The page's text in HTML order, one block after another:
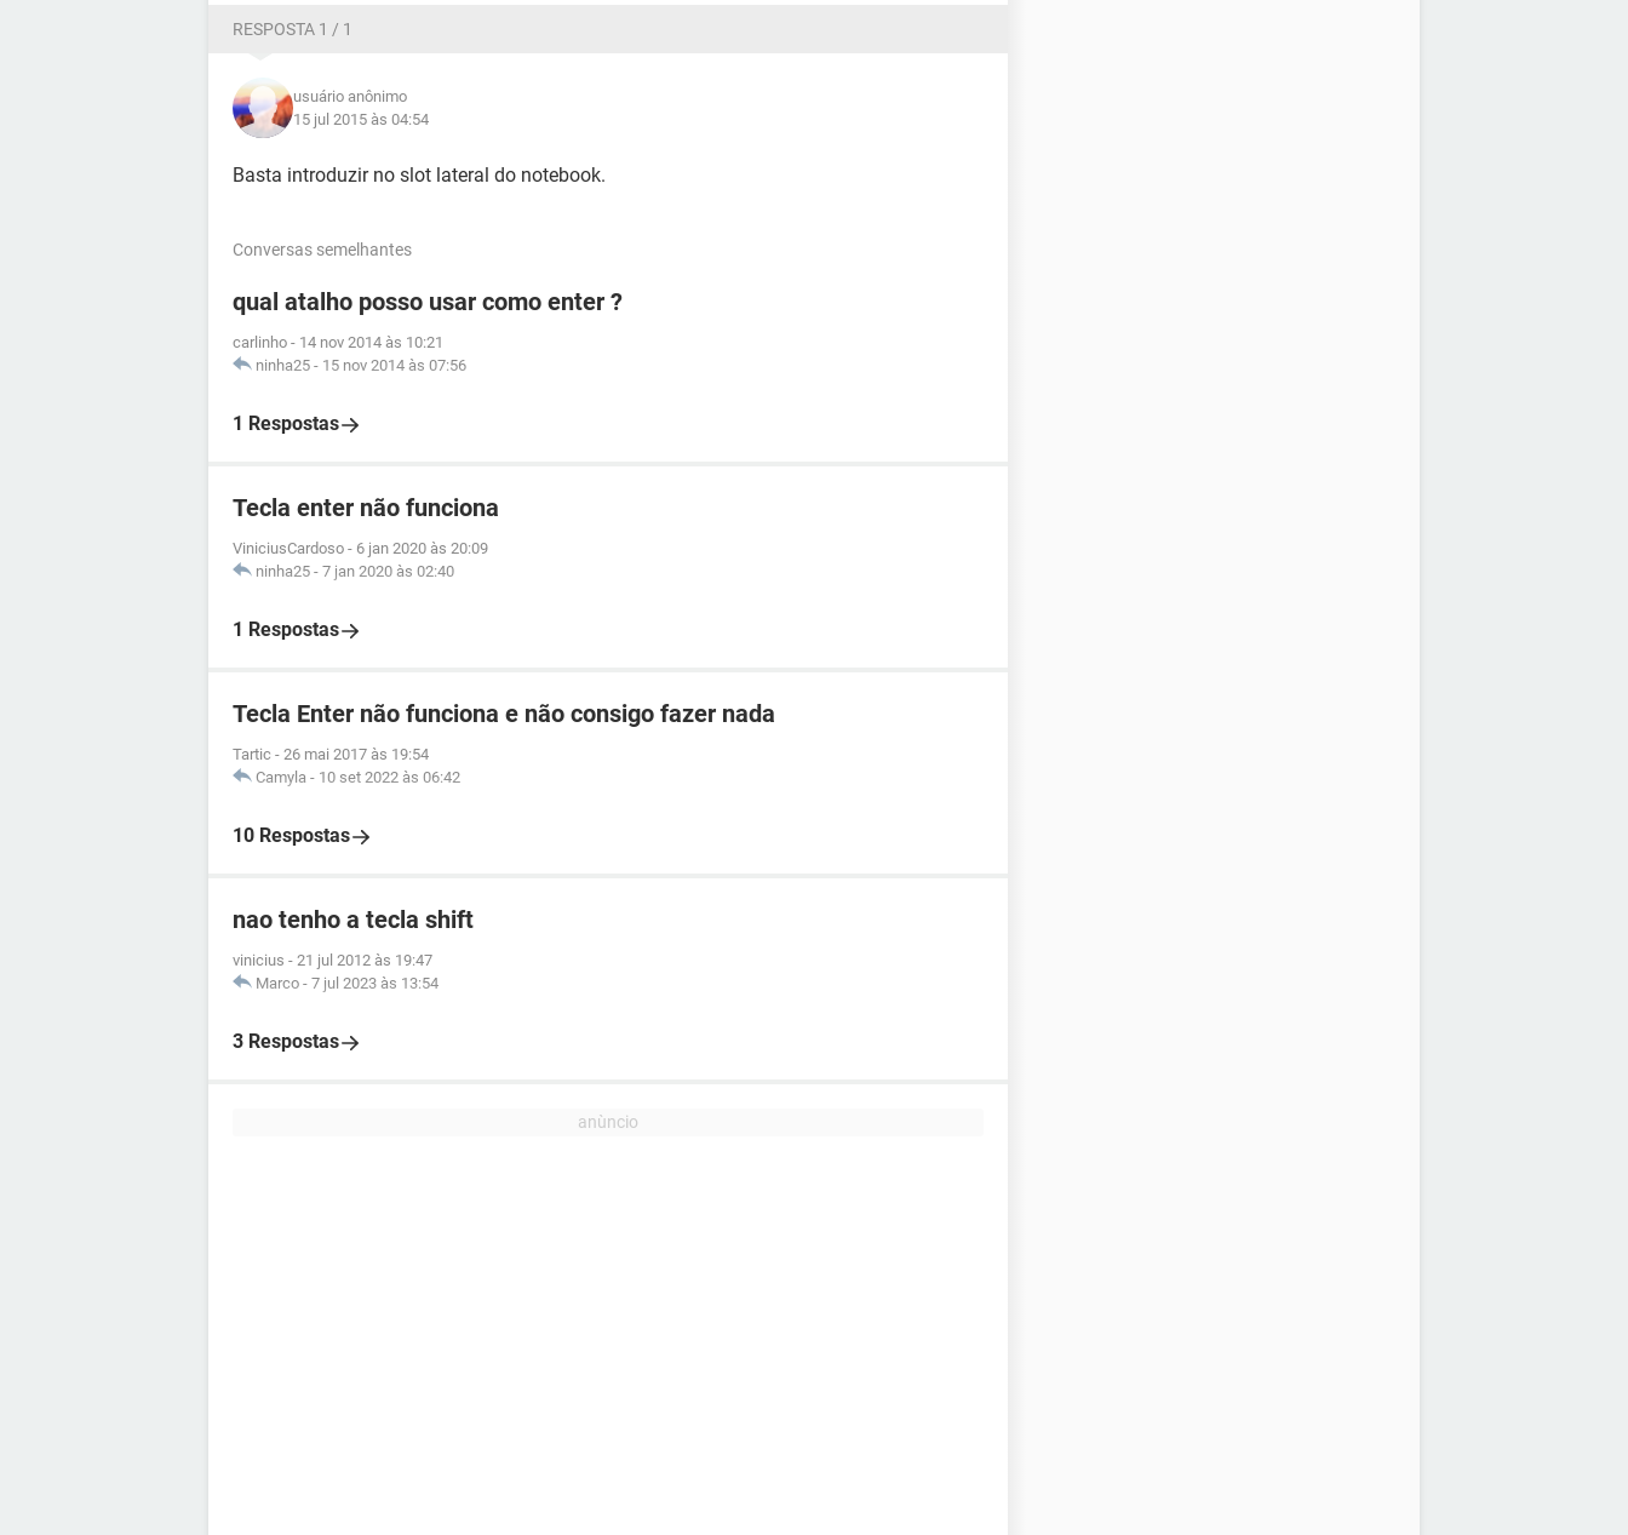
RESPOSTA 1 / 1
usuário anônimo
15 jul 2015 às 04:54
Basta introduzir no slot lateral do notebook.
Conversas semelhantes
qual atalho posso usar como enter ?
carlinho - 14 nov 2014 às 10:21
ninha25 - 15 nov 2014 às 07:56
1 Respostas
Tecla enter não funciona
ViniciusCardoso - 6 jan 2020 às 20:09
ninha25 - 7 jan 2020 às 02:40
1 Respostas
Tecla Enter não funciona e não consigo fazer nada
Tartic - 26 mai 2017 às 19:54
Camyla - 10 set 2022 às 06:42
10 Respostas
nao tenho a tecla shift
vinicius - 21 jul 2012 às 19:47
Marco - 7 jul 2023 às 13:54
3 Respostas